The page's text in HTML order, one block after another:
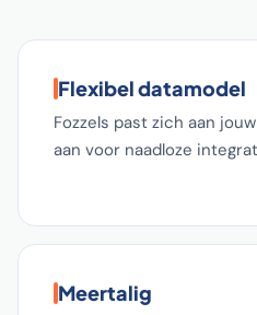
Flexibel datamodel
Fozzels past zich aan
aan voor naadloze
Meertalig